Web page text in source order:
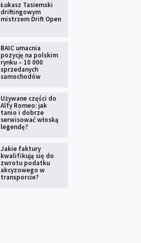
Łukasz Tasiemski
driftingowym
mistrzem Drift Open
BAIC umacnia
pozycję na polskim
rynku – 10 000
sprzedanych
samochodów
Używane części do
Alfy Romeo: jak
tanio i dobrze
serwisować włoską
legendę?
Jakie faktury
kwalifikują się do
zwrotu podatku
akcyzowego w
transporcie?